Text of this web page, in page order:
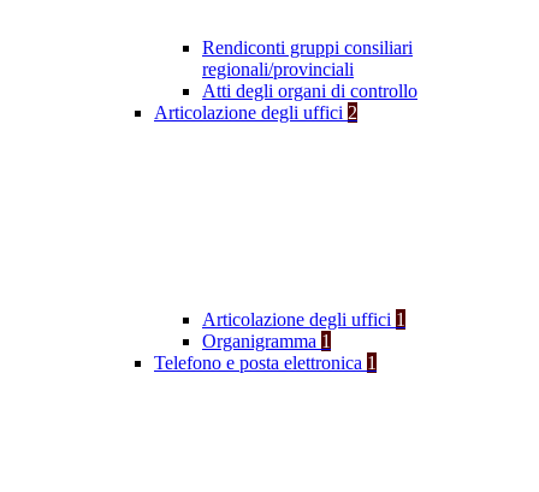
Rendiconti gruppi consiliari
regionali/provinciali
Atti degli organi di controllo
Articolazione degli uffici 2
Articolazione degli uffici 1
Organigramma 1
Telefono e posta elettronica 1